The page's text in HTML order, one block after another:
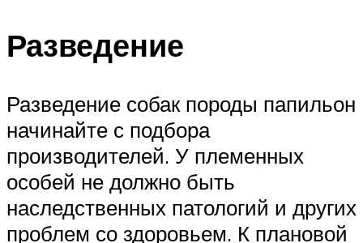
Разведение
Разведение собак породы папильон
начинайте с подбора
производителей. У племенных
особей не должно быть
наследственных патологий и других
проблем со здоровьем. К плановой